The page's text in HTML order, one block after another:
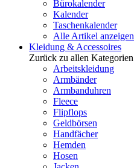
Bürokalender
Kalender
Taschenkalender
Alle Artikel anzeigen
Kleidung & Accessoires
Zurück zu allen Kategorien
Arbeitskleidung
Armbänder
Armbanduhren
Fleece
Flipflops
Geldbörsen
Handfächer
Hemden
Hosen